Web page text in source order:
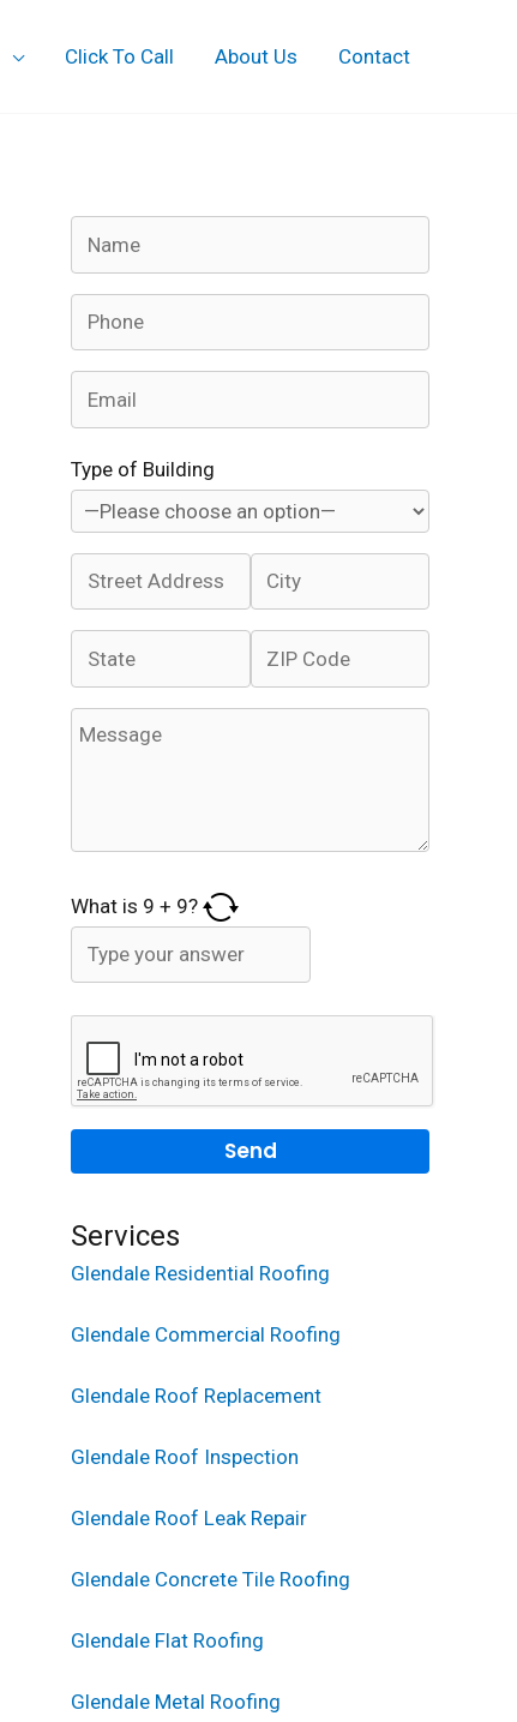
Click To Call About Us Contact
Type of Building
What is 9 + 9?
Services
Glendale Residential Roofing
Glendale Commercial Roofing
Glendale Roof Replacement
Glendale Roof Inspection
Glendale Roof Leak Repair
Glendale Concrete Tile Roofing
Glendale Flat Roofing
Glendale Metal Roofing